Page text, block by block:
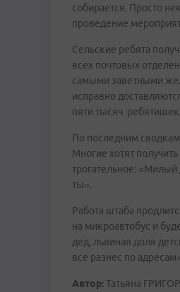
собирается. Просто
проведение
Сельские ребята
всех почтовых
самыми заветными
исправно
пяти тысяч
По последним
Многие хотят
трогательное:
ты».
Работа штаба
на микроавтобус и
дед, львиная доля
все разнес по
Автор:Татьяна